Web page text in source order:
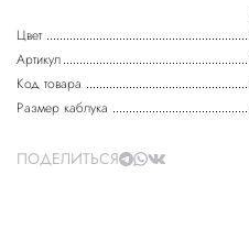
Цвет
Артикул
Код товара
Размер каблука
ПОДЕЛИТЬСЯ